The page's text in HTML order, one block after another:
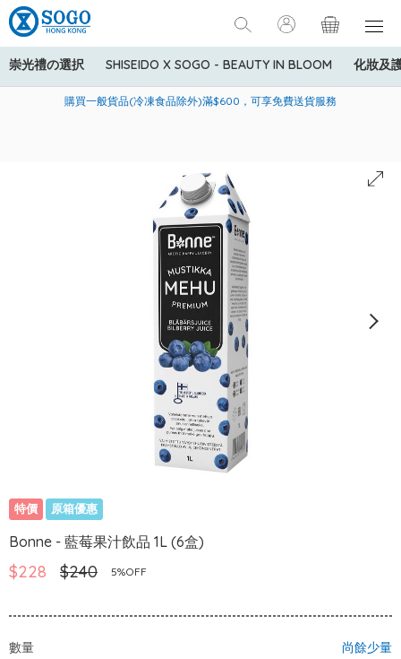
崇光禮の選択 SHISEIDO X SOGO - BEAUTY IN BLOOM 化妝及
美國運通Explorer®信用卡會員購物禮遇：高達5%簽賬回贈！
購買一般貨品(冷凍食品除外)滿$600，可享免費送貨服務
寄送中國內地服務只適用於指定商品，若訂單金額少於HK$600(折
特價 原箱優惠
Bonne - 藍莓果汁飲品 1L (6盒)
$228 $240 5%OFF
數量 尚餘少量